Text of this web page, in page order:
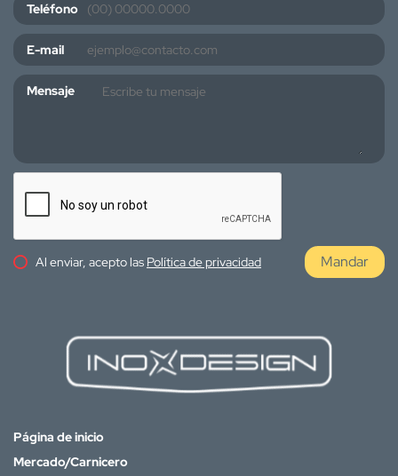
Teléfono
E-mail
Mensaje
Al enviar, acepto las Política de privacidad Mandar
Página de inicio
Mercado/Carnicero